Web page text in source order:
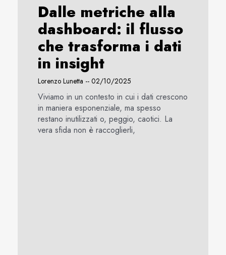
Dalle metriche alla
dashboard: il flusso
che trasforma i dati
in insight
Lorenzo Lunetta 02/10/2025
Viviamo in un contesto in cui i dati crescono
in maniera esponenziale, ma spesso
restano inutilizzati o, peggio, caotici. La
vera sfida non è raccoglierli,